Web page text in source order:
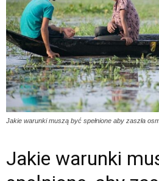
Jakie warunki muszą być spełnione aby zaszła
Jakie warunki